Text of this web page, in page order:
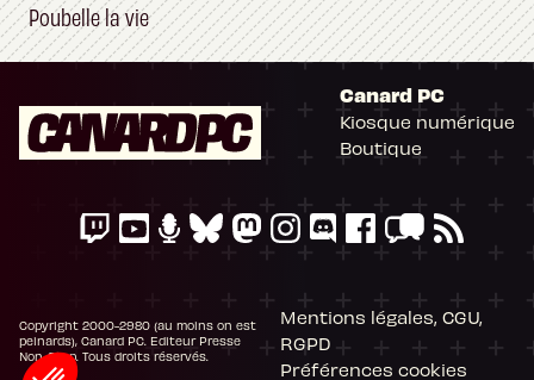
Poubelle la vie
Canard PC
Kiosque numérique
Boutique
Copyright 2000-2980 (au moins on est
peinards), Canard PC. Editeur Presse
Non-Stop. Tous droits réservés.
Mentions légales, CGU,
RGPD
Préférences cookies